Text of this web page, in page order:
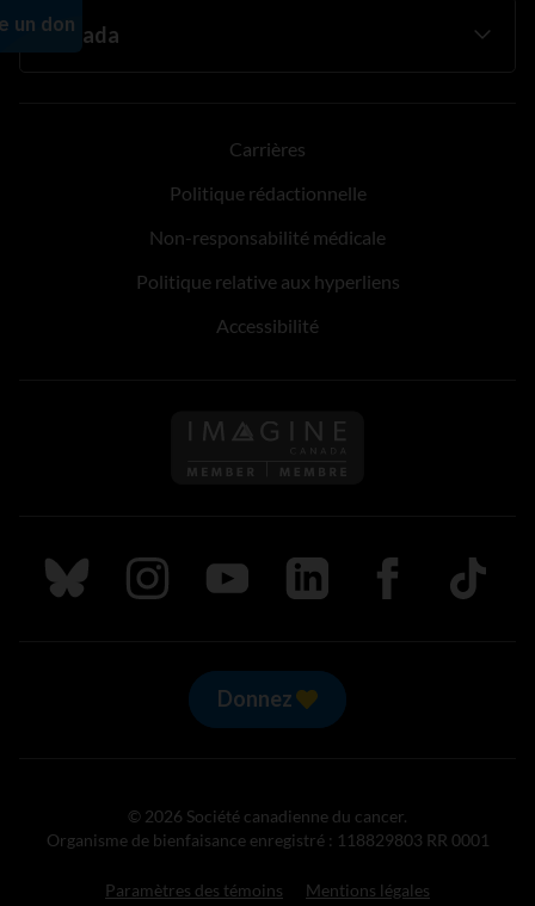
Carrières
Politique rédactionnelle
Non-responsabilité médicale
Politique relative aux hyperliens
Accessibilité
Suivez nous sur Bluesky
Suivez nous sur Instagram
Suivez nous sur Youtube
Suivez nous sur LinkedIn
Suivez nous sur
TikTok
Donnez
© 2026 Société canadienne du cancer.
Organisme de bienfaisance enregistré : 118829803 RR 0001
Paramètres des témoins Mentions légales